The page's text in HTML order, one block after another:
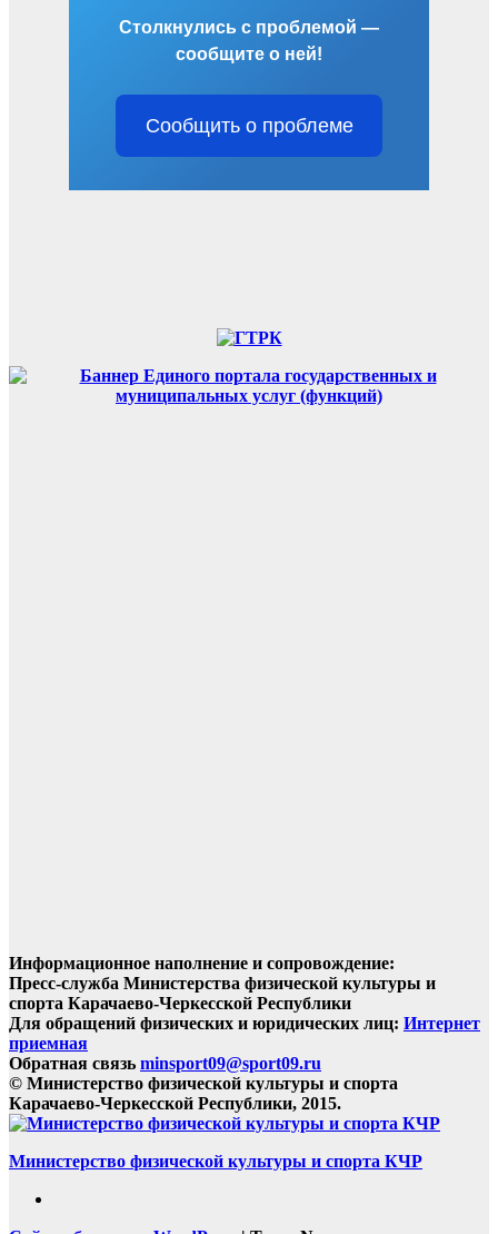
Столкнулись с проблемой —
сообщите о ней!
Сообщить о проблеме
Информационное наполнение и сопровождение:
Пресс-служба Министерства физической культуры и
спорта Карачаево-Черкесской Республики
Для обращений физических и юридических лиц: Интернет
приемная
Обратная связь minsport09@sport09.ru
© Министерство физической культуры и спорта
Карачаево-Черкесской Республики, 2015.
Министерство физической культуры и спорта КЧР